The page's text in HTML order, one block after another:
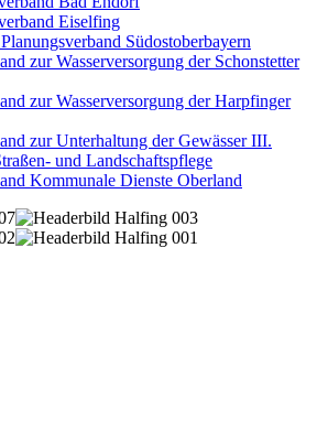
Eiselfing
Südostoberbayern
zur Wasserversorgung der Schonstetter
zur Wasserversorgung der Harpfinger
zur Unterhaltung der Gewässer III.
und Landschaftspflege
Kommunale Dienste Oberland